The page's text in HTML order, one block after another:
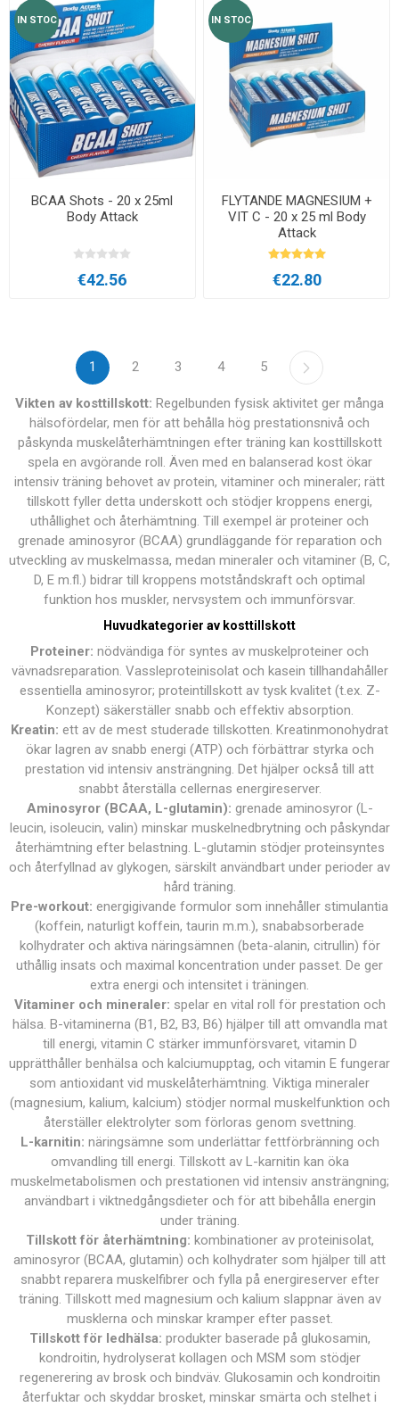
Vikten av kosttillskott: Regelbunden fysisk aktivitet ger många
hälsofördelar, men för att behålla hög prestationsnivå och
påskynda muskelåterhämtningen efter träning kan kosttillskott
spela en avgörande roll. Även med en balanserad kost ökar
intensiv träning behovet av protein, vitaminer och mineraler; rätt
tillskott fyller detta underskott och stödjer kroppens energi,
uthållighet och återhämtning. Till exempel är proteiner och
grenade aminosyror (BCAA) grundläggande för reparation och
utveckling av muskelmassa, medan mineraler och vitaminer (B, C,
D, E m.fl.) bidrar till kroppens motståndskraft och optimal
funktion hos muskler, nervsystem och immunförsvar.
Huvudkategorier av kosttillskott
Proteiner: nödvändiga för syntes av muskelproteiner och
vävnadsreparation. Vassleproteinisolat och kasein tillhandahåller
essentiella aminosyror; proteintillskott av tysk kvalitet (t.ex. Z-
Konzept) säkerställer snabb och effektiv absorption.
Kreatin: ett av de mest studerade tillskotten. Kreatinmonohydrat
ökar lagren av snabb energi (ATP) och förbättrar styrka och
prestation vid intensiv ansträngning. Det hjälper också till att
snabbt återställa cellernas energireserver.
Aminosyror (BCAA, L-glutamin): grenade aminosyror (L-
leucin, isoleucin, valin) minskar muskelnedbrytning och påskyndar
återhämtning efter belastning. L-glutamin stödjer proteinsyntes
och återfyllnad av glykogen, särskilt användbart under perioder av
hård träning.
Pre-workout: energigivande formulor som innehåller stimulantia
(koffein, naturligt koffein, taurin m.m.), snababsorberade
kolhydrater och aktiva näringsämnen (beta-alanin, citrullin) för
uthållig insats och maximal koncentration under passet. De ger
extra energi och intensitet i träningen.
Vitaminer och mineraler: spelar en vital roll för prestation och
hälsa. B-vitaminerna (B1, B2, B3, B6) hjälper till att omvandla mat
till energi, vitamin C stärker immunförsvaret, vitamin D
upprätthåller benhälsa och kalciumupptag, och vitamin E fungerar
som antioxidant vid muskelåterhämtning. Viktiga mineraler
(magnesium, kalium, kalcium) stödjer normal muskelfunktion och
återställer elektrolyter som förloras genom svettning.
L-karnitin: näringsämne som underlättar fettförbränning och
omvandling till energi. Tillskott av L-karnitin kan öka
muskelmetabolismen och prestationen vid intensiv ansträngning;
användbart i viktnedgångsdieter och för att bibehålla energin
under träning.
Tillskott för återhämtning: kombinationer av proteinisolat,
aminosyror (BCAA, glutamin) och kolhydrater som hjälper till att
snabbt reparera muskelfibrer och fylla på energireserver efter
träning. Tillskott med magnesium och kalium slappnar även av
musklerna och minskar kramper efter passet.
Tillskott för ledhälsa: produkter baserade på glukosamin,
kondroitin, hydrolyserat kollagen och MSM som stödjer
regenerering av brosk och bindväv. Glukosamin och kondroitin
återfuktar och skyddar brosket, minskar smärta och stelhet i
IN STOC
BCAA Shots - 20 x 25ml
Body Attack
€42.56
IN STOC
FLYTANDE MAGNESIUM +
VIT C - 20 x 25 ml Body
Attack
€22.80
1 2 3 4 5